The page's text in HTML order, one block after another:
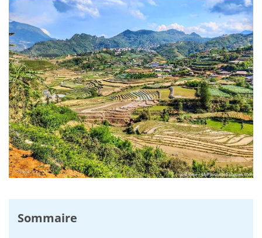
Sommaire